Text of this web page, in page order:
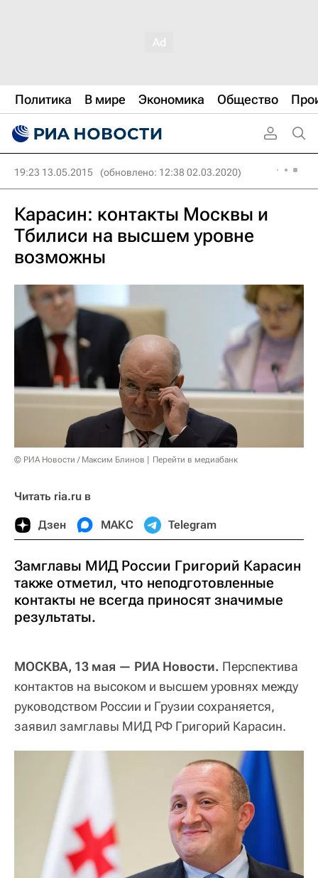
Политика В мире Экономика Общество
19:23 13.05.2015 (обновлено: 12:38 02.03.2020)
Карасин: контакты Москвы и
Тбилиси на высшем уровне
возможны
© РИА Новости / Максим Блинов Перейти в медиабанк
Читать ria.ru в
Дзен МАКС Telegram
Замглавы МИД России Григорий Карасин
также отметил, что неподготовленные
контакты не всегда приносят значимые
результаты.
МОСКВА, 13 мая — РИА Новости. Перспектива
контактов на высоком и высшем уровнях между
руководством России и Грузии сохраняется,
заявил замглавы МИД РФ Григорий Карасин.